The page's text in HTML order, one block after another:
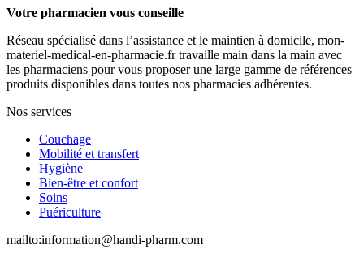
Votre pharmacien vous conseille
Réseau spécialisé dans l’assistance et le maintien à domicile, mon-
materiel-medical-en-pharmacie.fr travaille main dans la main avec
les pharmaciens pour vous proposer une large gamme de références
produits disponibles dans toutes nos pharmacies adhérentes.
Nos services
Couchage
Mobilité et transfert
Hygiène
Bien-être et confort
Soins
Puériculture
mailto:information@handi-pharm.com